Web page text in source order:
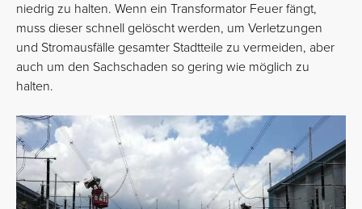
niedrig zu halten. Wenn ein Transformator Feuer fängt,
muss dieser schnell gelöscht werden, um Verletzungen
und Stromausfälle gesamter Stadtteile zu vermeiden, aber
auch um den Sachschaden so gering wie möglich zu
halten.